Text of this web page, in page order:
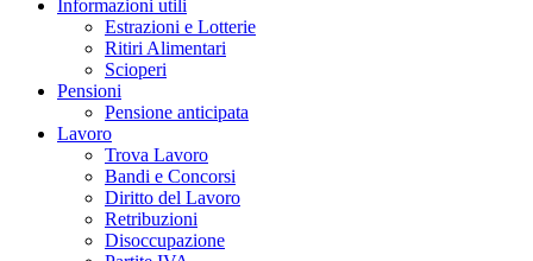
Informazioni utili
Estrazioni e Lotterie
Ritiri Alimentari
Scioperi
Pensioni
Pensione anticipata
Lavoro
Trova Lavoro
Bandi e Concorsi
Diritto del Lavoro
Retribuzioni
Disoccupazione